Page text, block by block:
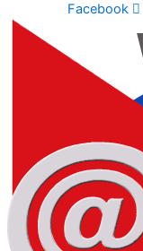
Facebook